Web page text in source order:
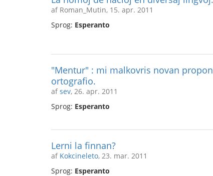
af Roman_Mutin, 15. apr. 2011
Sprog: Esperanto
"Mentur" : mi malkovris novan
ortografio.
afsev, 26. apr. 2011
Sprog: Esperanto
Lerni la finnan?
af Kokcineleto, 23. mar. 2011
Sprog: Esperanto